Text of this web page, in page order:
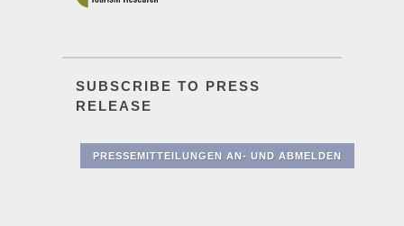
SUBSCRIBE TO PRESS
RELEASE
PRESSEMITTEILUNGEN AN- UND ABMELDEN